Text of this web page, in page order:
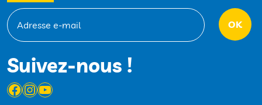
Suivez-nous !
Facebook
Instagram
YouTube